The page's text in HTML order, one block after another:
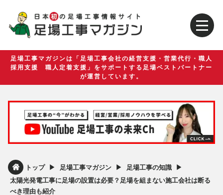
足場工事マガジンは「足場工事会社の経営支援・営業代行・職人
採用支援 職人定着支援」をサポートする足場ベストパートナー
が運営しています。
トップ ▶︎ 足場工事マガジン ▶︎ 足場工事の知識 ▶︎
太陽光発電工事に足場の設置は必要？足場を組まない施工会社は断る
べき理由も紹介